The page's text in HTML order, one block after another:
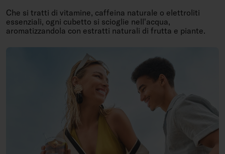
Che si tratti di vitamine, caffeina naturale o elettroliti
essenziali, ogni cubetto si scioglie nell'acqua,
aromatizzandola con estratti naturali di frutta e piante.